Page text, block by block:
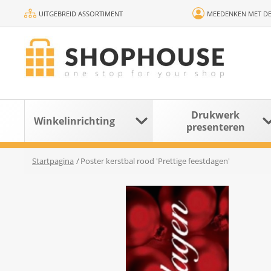
UITGEBREID ASSORTIMENT MEEDENKEN MET
Winkelinrichting
Drukwerk
presenteren
Startpagina /Poster kerstbal rood 'Prettige feestdagen'